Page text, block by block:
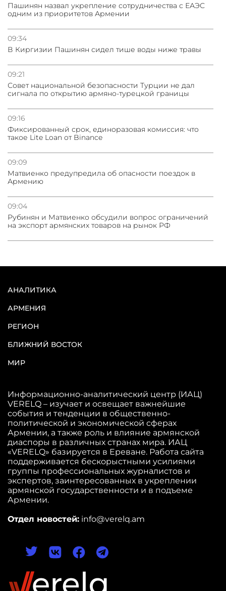
Пашинян назвал укрепление сотрудничества с ЕАЭС
одним из приоритетов Армении
09:34
В Киргизии Пашинян сидел тише воды ниже травы
09:21
Совет национальной безопасности Турции не дал
сигнала по открытию армяно-турецкой границы
09:16
Фиксированный срок, единоразовая комиссия: что
такое Lite Loan от Binance
09:09
Матвиенко предупредила об опасности поездок в
Армению
09:04
Рубинян и Матвиенко обсудили вопрос ограничений
на экспорт армянских товаров на рынок РФ
АНАЛИТИКА
АРМЕНИЯ
РЕГИОН
БЛИЖНИЙ ВОСТОК
МИР
Информационно-аналитический центр (ИАЦ)
VERELQ – изучает и освещает важнейшие
события и тенденции в общественно-
политической и экономической сферах
Армении, а также роль и влияние армянской
диаспоры в различных странах мира. ИАЦ
«VERELQ» базируется в Ереване. Работа сайта
поддерживается бескорыстными усилиями
группы профессиональных журналистов и
экспертов, заинтересованных в укреплении
армянской государственности и в подъеме
Армении.
Отдел новостей: info@verelq.am